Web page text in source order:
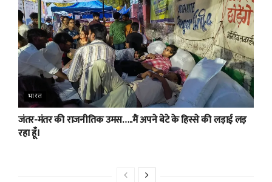
भारत
जंतर-मंतर की राजनीतिक उमस…..मैं अपने बेटे के हिस्से की लड़ाई लड़
रहा हूँ।